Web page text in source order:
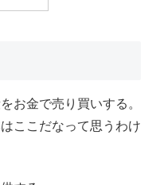
お金で売り買いする。
ここだなって思うわけ